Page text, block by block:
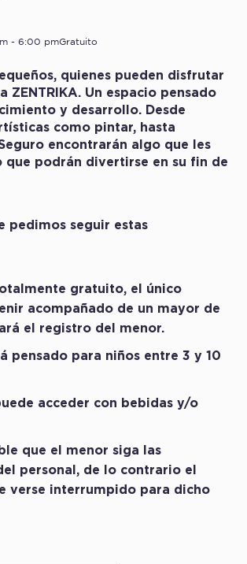
- 6:00 pmGratuito
quienes pueden disfrutar
ZENTRIKA. Un espacio pensado
y desarrollo. Desde
como pintar, hasta
encontrarán algo que les
que podrán divertirse en su fin de
pedimos seguir estas
gratuito, el único
acompañado de un mayor de
el registro del menor.
pensado para niños entre 3 y 10
acceder con bebidas y/o
que el menor siga las
personal, de lo contrario el
verse interrumpido para dicho